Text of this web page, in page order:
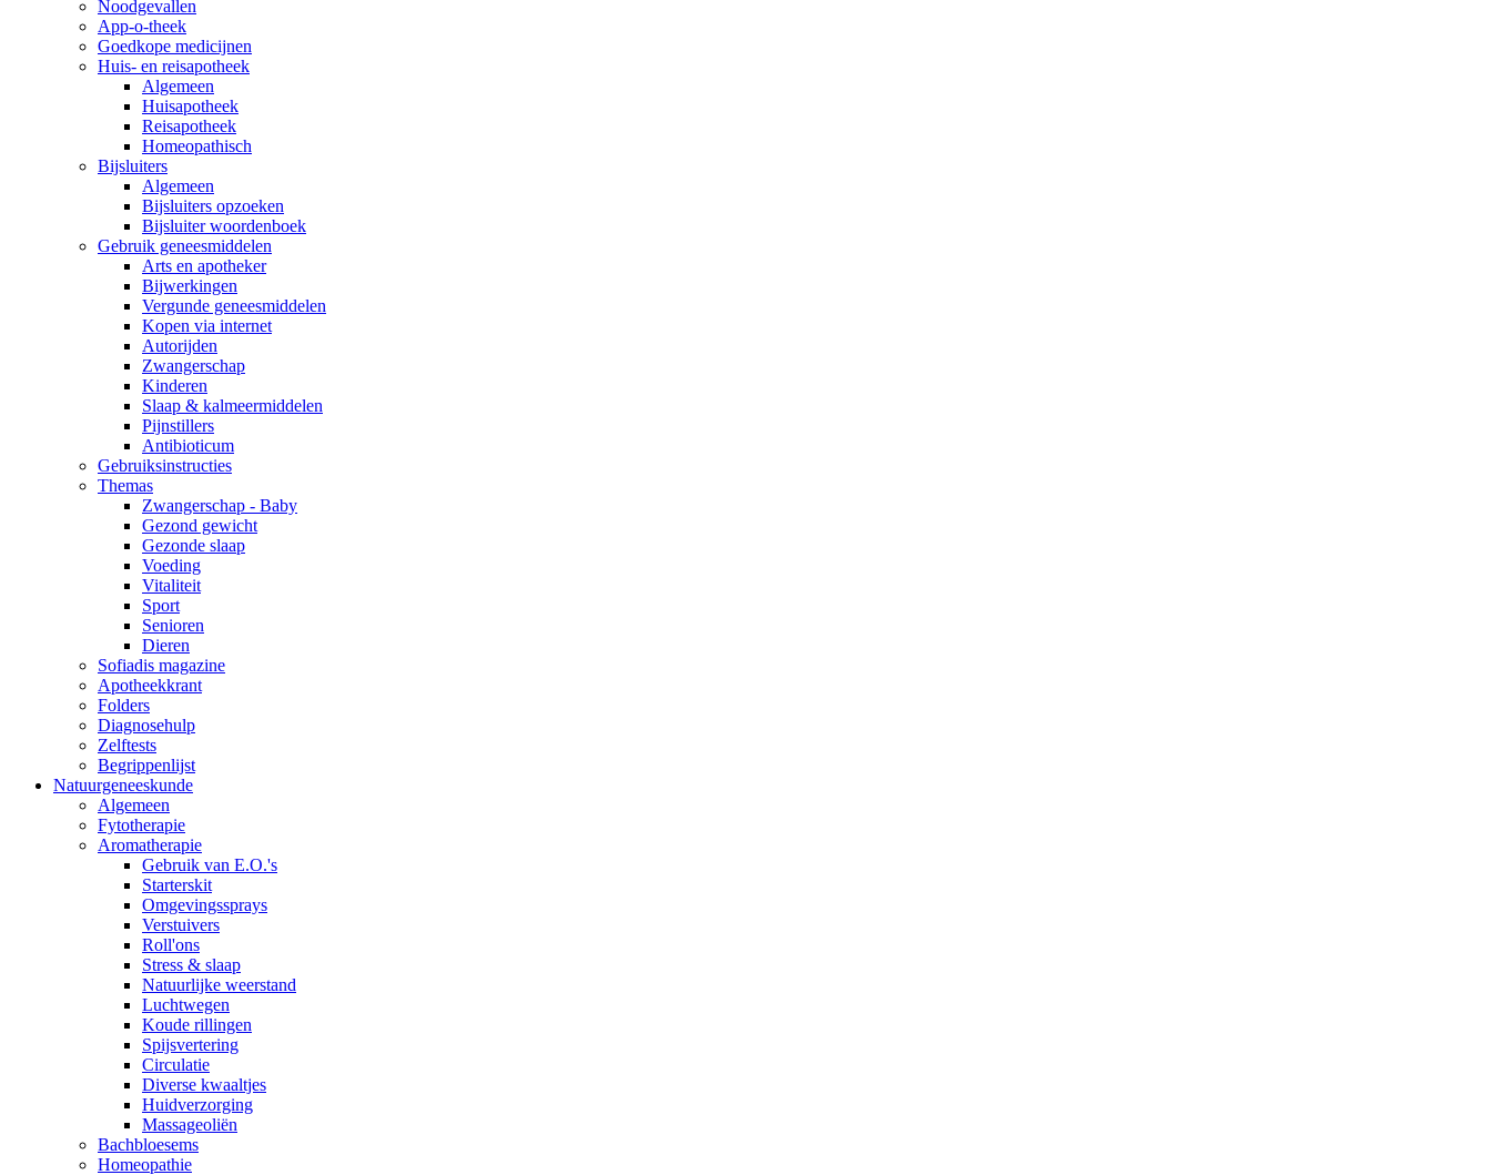
Noodgevallen
App-o-theek
Goedkope medicijnen
Huis- en reisapotheek
Algemeen
Huisapotheek
Reisapotheek
Homeopathisch
Bijsluiters
Algemeen
Bijsluiters opzoeken
Bijsluiter woordenboek
Gebruik geneesmiddelen
Arts en apotheker
Bijwerkingen
Vergunde geneesmiddelen
Kopen via internet
Autorijden
Zwangerschap
Kinderen
Slaap & kalmeermiddelen
Pijnstillers
Antibioticum
Gebruiksinstructies
Themas
Zwangerschap - Baby
Gezond gewicht
Gezonde slaap
Voeding
Vitaliteit
Sport
Senioren
Dieren
Sofiadis magazine
Apotheekkrant
Folders
Diagnosehulp
Zelftests
Begrippenlijst
Natuurgeneeskunde
Algemeen
Fytotherapie
Aromatherapie
Gebruik van E.O.'s
Starterskit
Omgevingssprays
Verstuivers
Roll'ons
Stress & slaap
Natuurlijke weerstand
Luchtwegen
Koude rillingen
Spijsvertering
Circulatie
Diverse kwaaltjes
Huidverzorging
Massageoliën
Bachbloesems
Homeopathie